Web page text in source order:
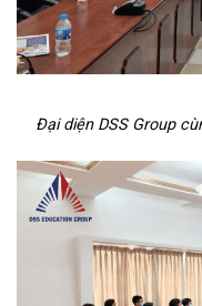
Đại diện DSS Group